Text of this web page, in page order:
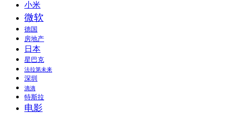
小米
微软
德国
房地产
日本
星巴克
法拉第未来
深圳
滴滴
特斯拉
电影